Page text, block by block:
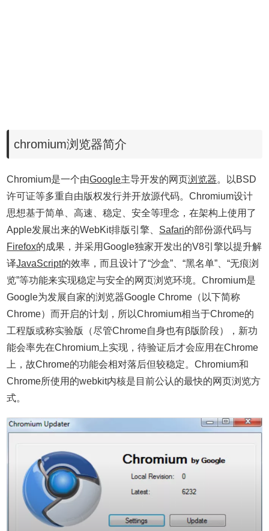
chromium浏览器简介
Chromium是一个由Google主导开发的网页浏览器。以BSD
许可证等多重自由版权发行并开放源代码。Chromium设计
思想基于简单、高速、稳定、安全等理念，在架构上使用了
Apple发展出来的WebKit排版引擎、 Safari的部份源代码与
Firefox的成果，并采用Google独家开发出的V8引擎以提升解
译JavaScript的效率，而且设计了“沙盒”、“黑名单”、“无痕浏
览”等功能来实现稳定与安全的网页浏览环境。Chromium是
Google为发展自家的浏览器Google Chrome（以下简称
Chrome）而开启的计划，所以Chromium相当于Chrome的
工程版或称实验版（尽管Chrome自身也有β版阶段），新功
能会率先在Chromium上实现，待验证后才会应用在Chrome
上，故Chrome的功能会相对落后但较稳定。Chromium和
Chrome所使用的webkit内核是目前公认的最快的网页浏览方
式。